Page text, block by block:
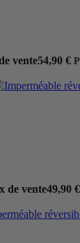
vente54,90 €
de vente49,90 €